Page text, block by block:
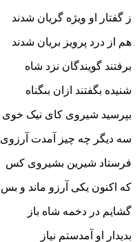
ز گفتار او ویژه گریان شدند
هم از درد پرویز بریان شدند
برفتند گویندگان نزد شاه
شنیده بگفتند ازان بى‏گناه‏
بپرسید شیروى کاى نیک خوى
سه دیگر چه چیز آمدت آرزوى‏
فرستاد شیرین بشیروى کس
که اکنون یکى آرزو ماند و بس‏
گشایم در دخمه شاه باز
بدیدار او آمدستم نیاز